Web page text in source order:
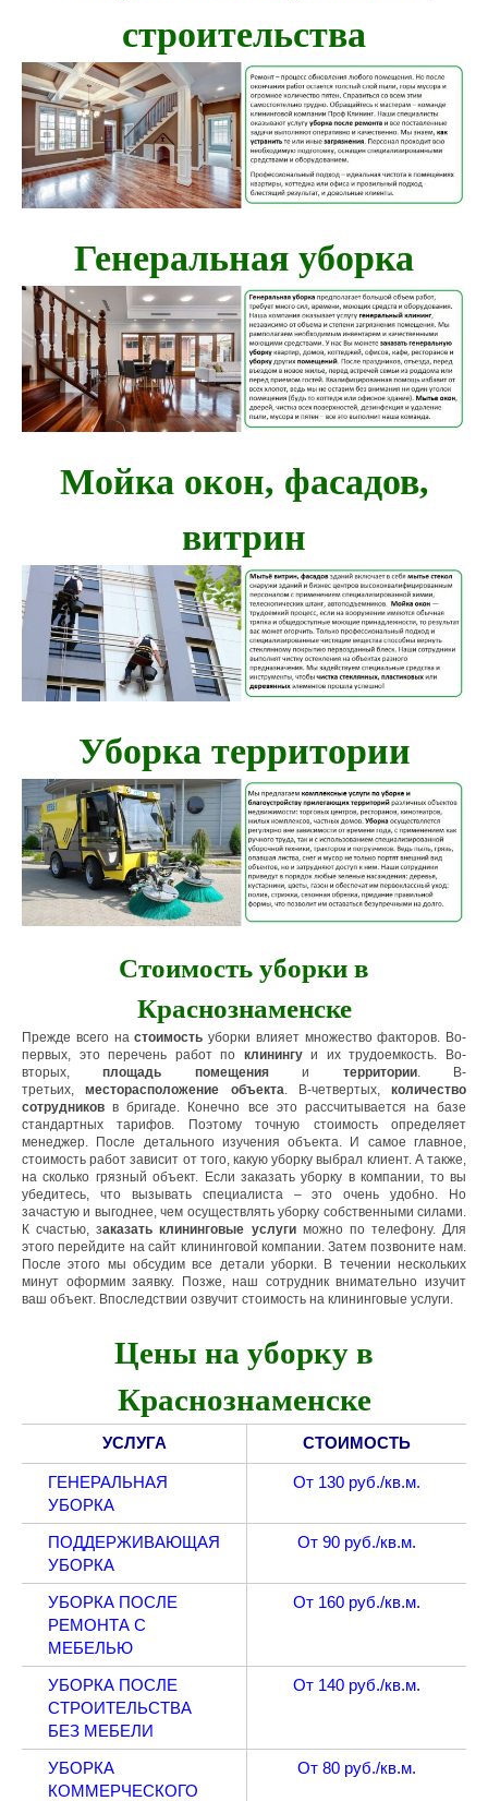
строительства
Генеральная уборка
Мойка окон, фасадов,
витрин
Уборка территории
Стоимость уборки в
Краснознаменске
Прежде всего настоимость уборки влияет множество факторов. Во-
первых, это перечень работ по клинингуи их трудоемкость. Во-
вторых,площадь помещенияи территории. В-
третьих,месторасположение объекта. В-четвертых, количество
сотрудниковв бригаде. Конечно все это рассчитывается на базе
стандартных тарифов. Поэтому точную стоимость определяет
менеджер. После детального изучения объекта. И самое главное,
стоимость работ зависит от того, какую уборку выбрал клиент. А также,
на сколько грязный объект. Если заказать уборку в компании, то вы
убедитесь, что вызывать специалиста – это очень удобно. Но
зачастую и выгоднее, чем осуществлять уборку собственными силами.
К счастью, заказать клининговые услугиможно по телефону. Для
этого перейдите на сайт клининговой компании. Затем позвоните нам.
После этого мы обсудим все детали уборки. В течении нескольких
минут оформим заявку. Позже, наш сотрудник внимательно изучит
ваш объект. Впоследствии озвучит стоимость на клининговые услуги.
Цены на уборку в
Краснознаменске
УСЛУГА СТОИМОСТЬ
ГЕНЕРАЛЬНАЯ
УБОРКА
От 130 руб./кв.м.
ПОДДЕРЖИВАЮЩАЯ
УБОРКА
От 90 руб./кв.м.
УБОРКА ПОСЛЕ
РЕМОНТА С
МЕБЕЛЬЮ
От 160 руб./кв.м.
УБОРКА ПОСЛЕ
СТРОИТЕЛЬСТВА
БЕЗ МЕБЕЛИ
От 140 руб./кв.м.
УБОРКА
КОММЕРЧЕСКОГО
От 80 руб./кв.м.